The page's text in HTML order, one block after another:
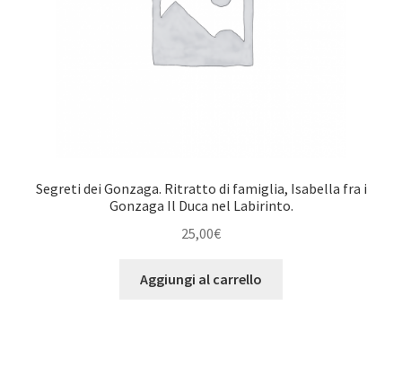
Segreti dei Gonzaga. Ritratto di famiglia, Isabella fra i
Gonzaga Il Duca nel Labirinto.
25,00€
Aggiungi al carrello